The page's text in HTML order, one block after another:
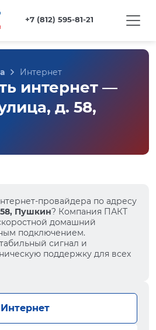
+7 (812) 595-81-21
Интернет
интернет —
д. 58,
провайдера по адресу
Пушкин? Компания ПАКТ
домашний
подключением.
сигнал и
поддержку для всех
Интернет